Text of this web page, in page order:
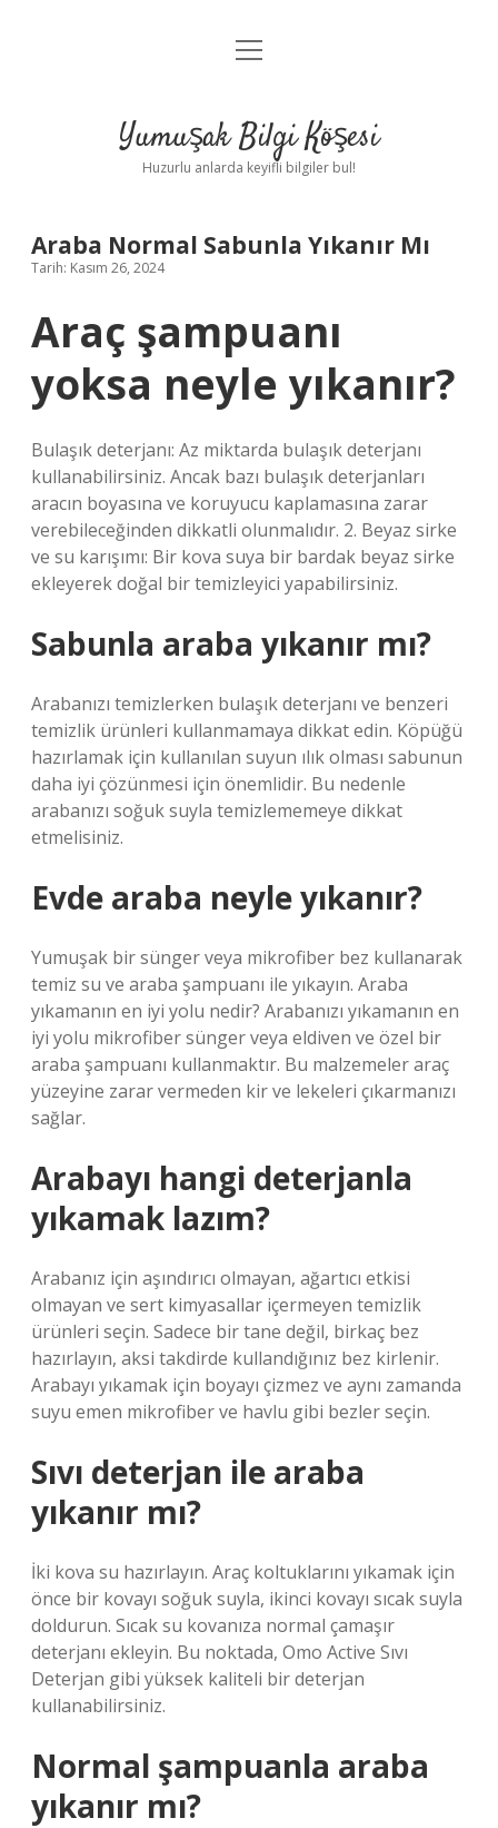
Anasayfa
Yasal Uyarı
menüyü
Yumuşak Bilgi Köşesi
Huzurlu anlarda keyifli bilgiler bul!
Araba Normal Sabunla Yıkanır Mı
Tarih: Kasım 26, 2024
Araç şampuanı
yoksa neyle yıkanır?
Bulaşık deterjanı: Az miktarda bulaşık deterjanı
kullanabilirsiniz. Ancak bazı bulaşık deterjanları
aracın boyasına ve koruyucu kaplamasına zarar
verebileceğinden dikkatli olunmalıdır. 2. Beyaz sirke
ve su karışımı: Bir kova suya bir bardak beyaz sirke
ekleyerek doğal bir temizleyici yapabilirsiniz.
Sabunla araba yıkanır mı?
Arabanızı temizlerken bulaşık deterjanı ve benzeri
temizlik ürünleri kullanmamaya dikkat edin. Köpüğü
hazırlamak için kullanılan suyun ılık olması sabunun
daha iyi çözünmesi için önemlidir. Bu nedenle
arabanızı soğuk suyla temizlememeye dikkat
etmelisiniz.
Evde araba neyle yıkanır?
Yumuşak bir sünger veya mikrofiber bez kullanarak
temiz su ve araba şampuanı ile yıkayın. Araba
yıkamanın en iyi yolu nedir? Arabanızı yıkamanın en
iyi yolu mikrofiber sünger veya eldiven ve özel bir
araba şampuanı kullanmaktır. Bu malzemeler araç
yüzeyine zarar vermeden kir ve lekeleri çıkarmanızı
sağlar.
Arabayı hangi deterjanla
yıkamak lazım?
Arabanız için aşındırıcı olmayan, ağartıcı etkisi
olmayan ve sert kimyasallar içermeyen temizlik
ürünleri seçin. Sadece bir tane değil, birkaç bez
hazırlayın, aksi takdirde kullandığınız bez kirlenir.
Arabayı yıkamak için boyayı çizmez ve aynı zamanda
suyu emen mikrofiber ve havlu gibi bezler seçin.
Sıvı deterjan ile araba
yıkanır mı?
İki kova su hazırlayın. Araç koltuklarını yıkamak için
önce bir kovayı soğuk suyla, ikinci kovayı sıcak suyla
doldurun. Sıcak su kovanıza normal çamaşır
deterjanı ekleyin. Bu noktada, Omo Active Sıvı
Deterjan gibi yüksek kaliteli bir deterjan
kullanabilirsiniz.
Normal şampuanla araba
yıkanır mı?